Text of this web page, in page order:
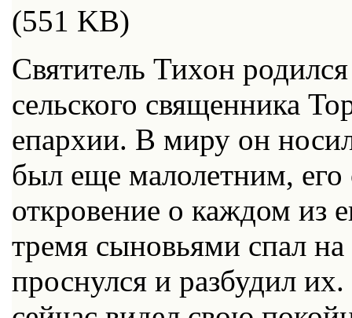
Святитель Тихон
сельского священника
епархии. В миру он
был еще малолетним,
откровение о каждом из
тремя сыновьями спал
проснулся и разбудил